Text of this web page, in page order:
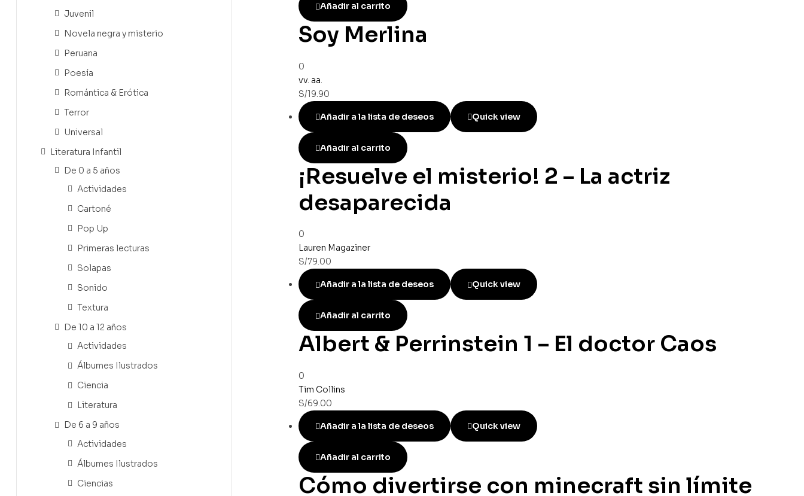
Añadir al carrito
Soy Merlina
0
vv. aa.
S/19.90
Añadir a la lista de deseos Quick view
Añadir al carrito
¡Resuelve el misterio! 2 – La actriz
desaparecida
0
Lauren Magaziner
S/79.00
Añadir a la lista de deseos Quick view
Añadir al carrito
Albert & Perrinstein 1 – El doctor Caos
0
Tim Collins
S/69.00
Añadir a la lista de deseos Quick view
Añadir al carrito
Cómo divertirse con minecraft sin límite
Juvenil
Novela negra y misterio
Peruana
Poesía
Romántica & Erótica
Terror
Universal
Literatura Infantil
De 0 a 5 años
Actividades
Cartoné
Pop Up
Primeras lecturas
Solapas
Sonido
Textura
De 10 a 12 años
Actividades
Álbumes Ilustrados
Ciencia
Literatura
De 6 a 9 años
Actividades
Álbumes Ilustrados
Ciencias